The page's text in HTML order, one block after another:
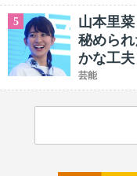
5
山本里
秘めら
かな工夫
芸能